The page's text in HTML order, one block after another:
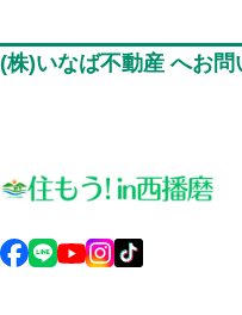
(株)いなば不動産 へお問